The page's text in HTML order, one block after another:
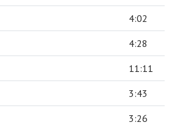
4:02
4:28
11:11
3:43
3:26